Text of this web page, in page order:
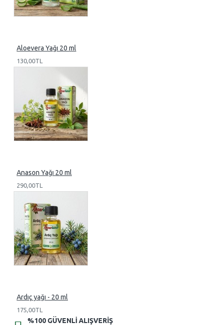
Aloevera Yağı 20 ml
130,00TL
Anason Yağı 20 ml
290,00TL
Ardıç yağı - 20 ml
175,00TL
%100 GÜVENLI ALIŞVERIŞ